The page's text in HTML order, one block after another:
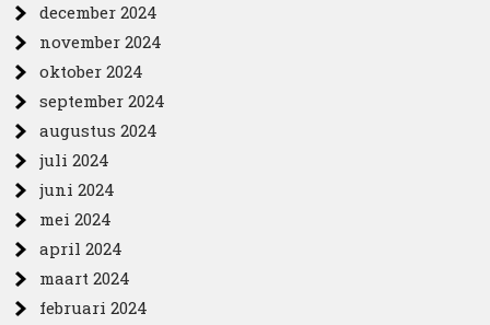
december 2024
november 2024
oktober 2024
september 2024
augustus 2024
juli 2024
juni 2024
mei 2024
april 2024
maart 2024
februari 2024